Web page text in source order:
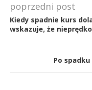
poprzedni post
Kiedy spadnie kurs
wskazuje, że nieprędko
Po